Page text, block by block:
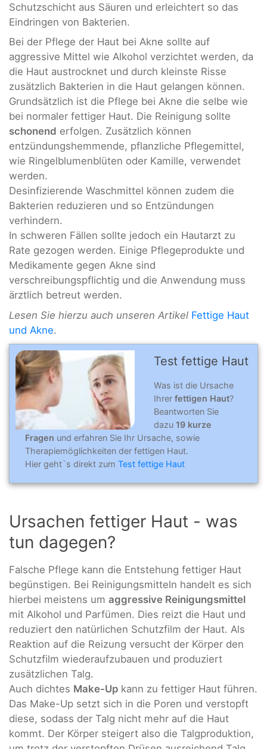
Schutzschicht aus Säuren und erleichtert so das
Eindringen von Bakterien.
Bei der Pflege der Haut bei Akne sollte auf
aggressive Mittel wie Alkohol verzichtet werden, da
die Haut austrocknet und durch kleinste Risse
zusätzlich Bakterien in die Haut gelangen können.
Grundsätzlich ist die Pflege bei Akne die selbe wie
bei normaler fettiger Haut. Die Reinigung sollte
schonend erfolgen. Zusätzlich können
entzündungshemmende, pflanzliche Pflegemittel,
wie Ringelblumenblüten oder Kamille, verwendet
werden.
Desinfizierende Waschmittel können zudem die
Bakterien reduzieren und so Entzündungen
verhindern.
In schweren Fällen sollte jedoch ein Hautarzt zu
Rate gezogen werden. Einige Pflegeprodukte und
Medikamente gegen Akne sind
verschreibungspflichtig und die Anwendung muss
ärztlich betreut werden.
Lesen Sie hierzu auch unseren Artikel Fettige Haut
und Akne.
Test fettige Haut
Was ist die Ursache
Ihrer fettigen Haut?
Beantworten Sie
dazu 19 kurze
Fragen und erfahren Sie Ihr Ursache, sowie
Therapiemöglichkeiten der fettigen Haut.
Hier geht`s direkt zum Test fettige Haut
Ursachen fettiger Haut - was
tun dagegen?
Falsche Pflege kann die Entstehung fettiger Haut
begünstigen. Bei Reinigungsmitteln handelt es sich
hierbei meistens um aggressive Reinigungsmittel
mit Alkohol und Parfümen. Dies reizt die Haut und
reduziert den natürlichen Schutzfilm der Haut. Als
Reaktion auf die Reizung versucht der Körper den
Schutzfilm wiederaufzubauen und produziert
zusätzlichen Talg.
Auch dichtes Make-Up kann zu fettiger Haut führen.
Das Make-Up setzt sich in die Poren und verstopft
diese, sodass der Talg nicht mehr auf die Haut
kommt. Der Körper steigert also die Talgproduktion,